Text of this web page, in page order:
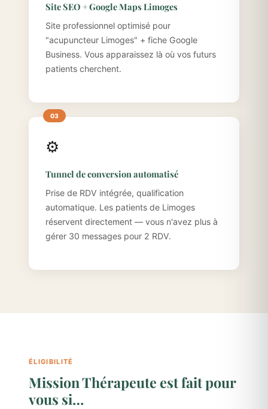
Site SEO + Google Maps Limoges
Site professionnel optimisé pour
"acupuncteur Limoges" + fiche Google
Business. Vous apparaissez là où vos futurs
patients cherchent.
⚙️
Tunnel de conversion automatisé
Prise de RDV intégrée, qualification
automatique. Les patients de Limoges
réservent directement — vous n'avez plus à
gérer 30 messages pour 2 RDV.
ÉLIGIBILITÉ
Mission Thérapeute est fait pour
vous si…